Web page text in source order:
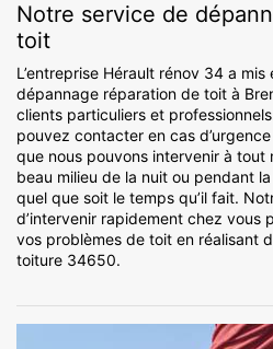
Notre service de
toit
L’entreprise Hérault rénov 34 a
dépannage réparation de toit à
clients particuliers et
pouvez contacter en cas
que nous pouvons intervenir à tout
beau milieu de la nuit ou pendant
quel que soit le temps qu’il fait.
d’intervenir rapidement chez vous
vos problèmes de toit en réalisant
toiture 34650.